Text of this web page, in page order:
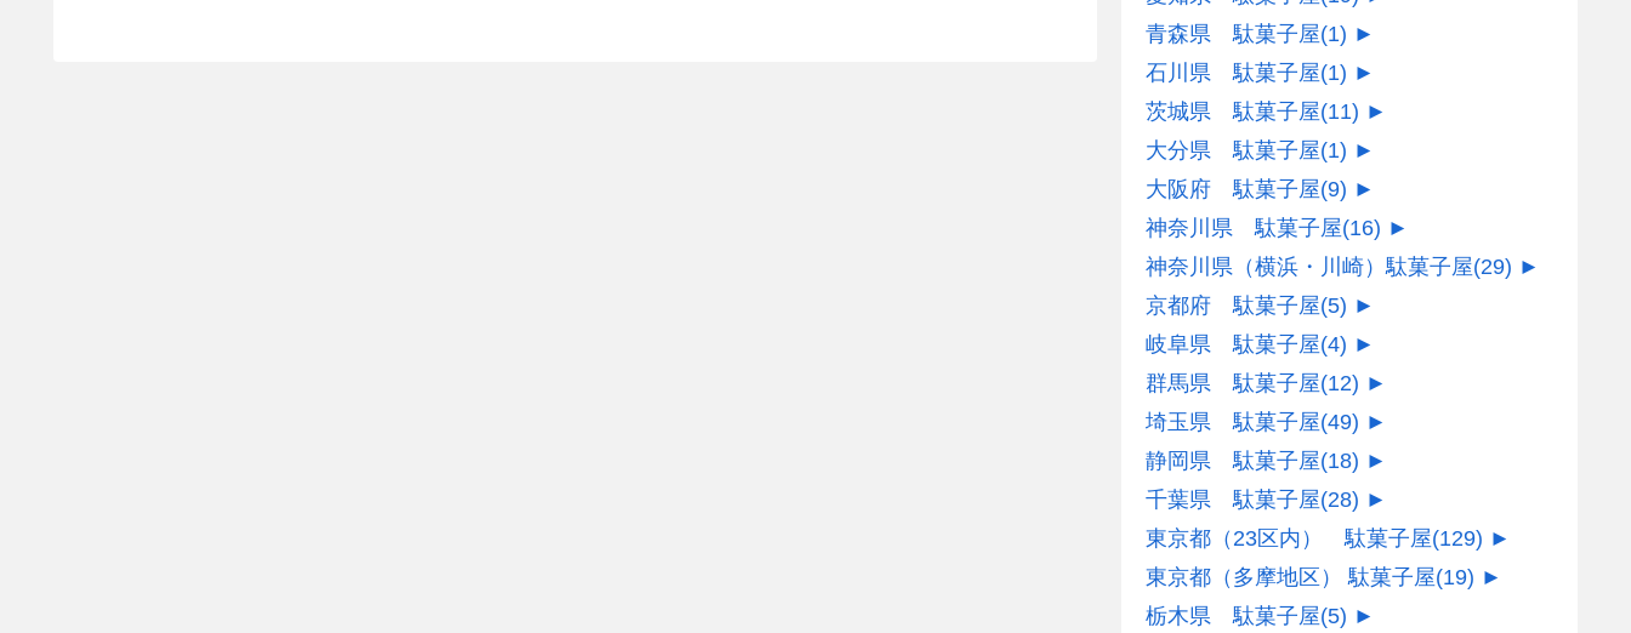
青森県 駄菓子屋(1) ►
石川県 駄菓子屋(1) ►
茨城県 駄菓子屋(11) ►
大分県 駄菓子屋(1) ►
大阪府 駄菓子屋(9) ►
神奈川県 駄菓子屋(16) ►
神奈川県（横浜・川崎）駄菓子屋(29) ►
京都府 駄菓子屋(5) ►
岐阜県 駄菓子屋(4) ►
群馬県 駄菓子屋(12) ►
埼玉県 駄菓子屋(49) ►
静岡県 駄菓子屋(18) ►
千葉県 駄菓子屋(28) ►
東京都（23区内） 駄菓子屋(129) ►
東京都（多摩地区） 駄菓子屋(19) ►
栃木県 駄菓子屋(5) ►